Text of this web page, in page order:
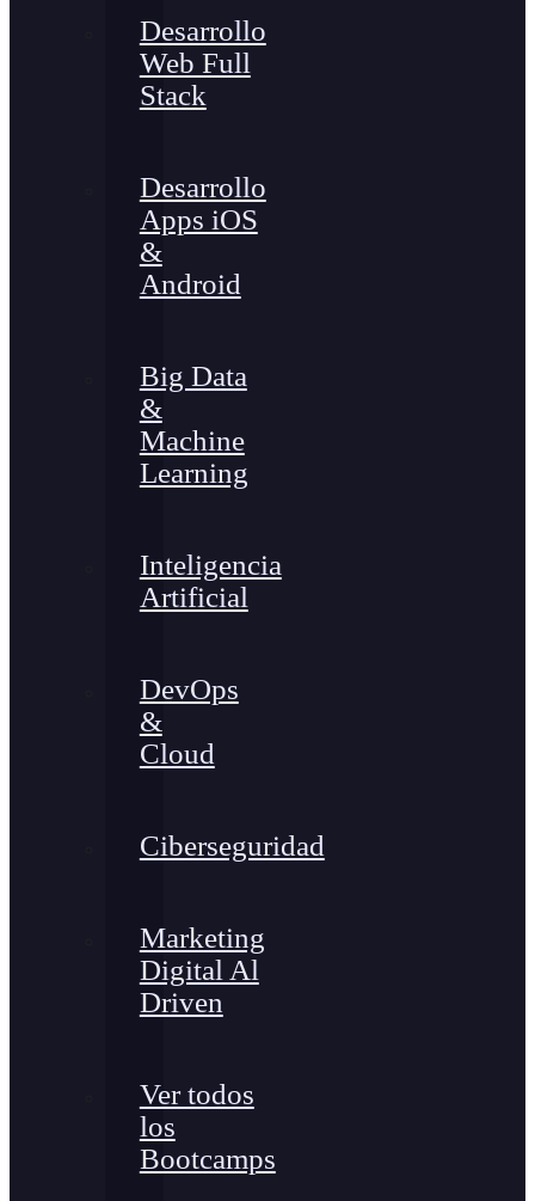
Desarrollo
Web Full
Stack
Desarrollo
Apps iOS
&
Android
Big Data
&
Machine
Learning
Inteligencia
Artificial
DevOps
&
Cloud
Ciberseguridad
Marketing
Digital Al
Driven
Ver todos
los
Bootcamps